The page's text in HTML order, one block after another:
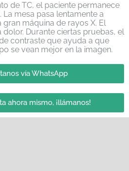
de TC, el paciente permanece
mesa pasa lentamente a
máquina de rayos X. El
Durante ciertas pruebas, el
contraste que ayuda a que
se vean mejor en la imagen.
vía WhatsApp
ahora mismo, ¡llámanos!